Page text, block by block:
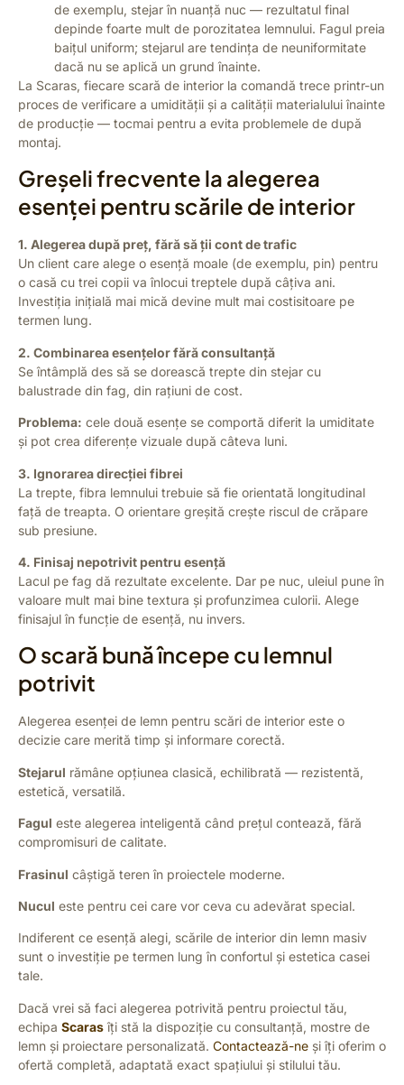
de exemplu, stejar în nuanță nuc — rezultatul final
depinde foarte mult de porozitatea lemnului. Fagul preia
baițul uniform; stejarul are tendința de neuniformitate
dacă nu se aplică un grund înainte.
La Scaras, fiecare scară de interior la comandă trece printr-un
proces de verificare a umidității și a calității materialului înainte
de producție — tocmai pentru a evita problemele de după
montaj.
Greșeli frecvente la alegerea
esenței pentru scările de interior
1. Alegerea după preț, fără să ții cont de trafic
Un client care alege o esență moale (de exemplu, pin) pentru
o casă cu trei copii va înlocui treptele după câțiva ani.
Investiția inițială mai mică devine mult mai costisitoare pe
termen lung.
2. Combinarea esențelor fără consultanță
Se întâmplă des să se dorească trepte din stejar cu
balustrade din fag, din rațiuni de cost.
Problema: cele două esențe se comportă diferit la umiditate
și pot crea diferențe vizuale după câteva luni.
3. Ignorarea direcției fibrei
La trepte, fibra lemnului trebuie să fie orientată longitudinal
față de treapta. O orientare greșită crește riscul de crăpare
sub presiune.
4. Finisaj nepotrivit pentru esență
Lacul pe fag dă rezultate excelente. Dar pe nuc, uleiul pune în
valoare mult mai bine textura și profunzimea culorii. Alege
finisajul în funcție de esență, nu invers.
O scară bună începe cu lemnul
potrivit
Alegerea esenței de lemn pentru scări de interior este o
decizie care merită timp și informare corectă.
Stejarul rămâne opțiunea clasică, echilibrată — rezistentă,
estetică, versatilă.
Fagul este alegerea inteligentă când prețul contează, fără
compromisuri de calitate.
Frasinul câștigă teren în proiectele moderne.
Nucul este pentru cei care vor ceva cu adevărat special.
Indiferent ce esență alegi, scările de interior din lemn masiv
sunt o investiție pe termen lung în confortul și estetica casei
tale.
Dacă vrei să faci alegerea potrivită pentru proiectul tău,
echipa Scaras îți stă la dispoziție cu consultanță, mostre de
lemn și proiectare personalizată. Contactează-ne și îți oferim o
ofertă completă, adaptată exact spațiului și stilului tău.